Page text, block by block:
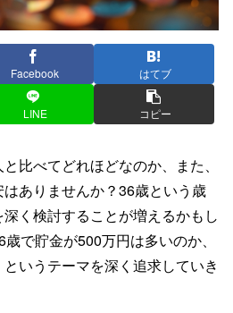
Facebook はてブ
LINE コピー
比べてどれほどなのか、また、
ありませんか？36歳という歳
く検討することが増えるかもし
で貯金が500万円は多いのか、
いうテーマを深く追求していき